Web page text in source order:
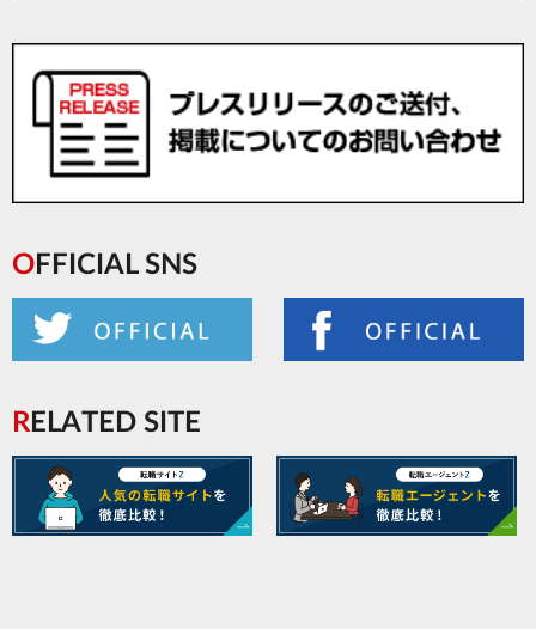
OFFICIAL SNS
RELATED SITE